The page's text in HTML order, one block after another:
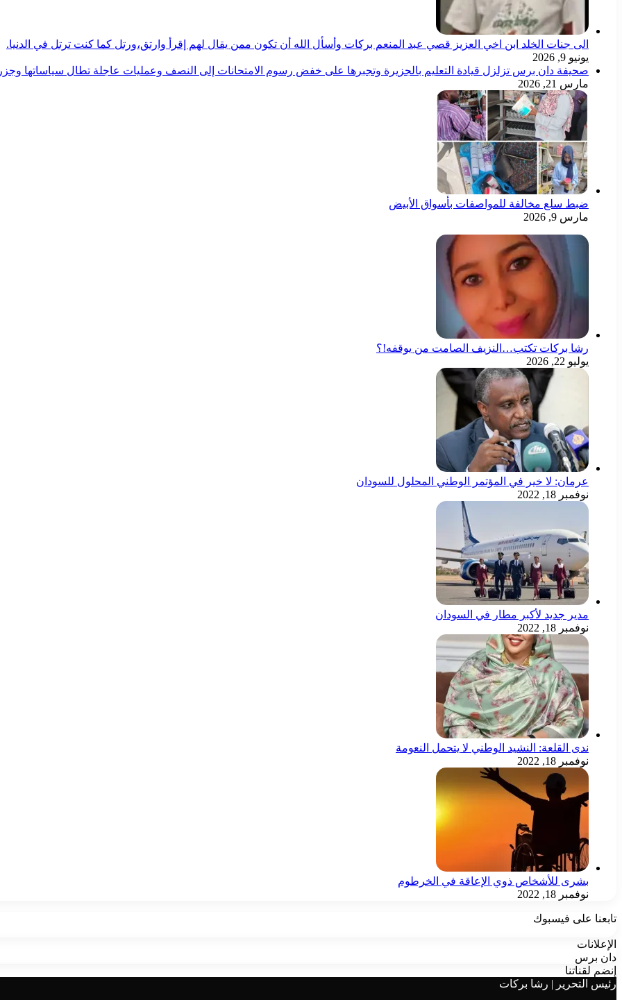
الى جنات الخلد ابن اخي العزيز قصي عبد المنعم بركات وأسأل الله أن تكون ممن يقال لهم إقرأ وارتق،ورتل كما كنت ترتل في الدنيا.
يونيو 9, 2026
صحيفة دان برس تزلزل قيادة التعليم بالجزيرة وتجبرها على خفض رسوم الامتحانات إلى النصف وعمليات عاجلة تطال سياساتها
مارس 21, 2026
ضبط سلع مخالفة للمواصفات بأسواق الأبيض
مارس 9, 2026
رشا بركات تكتب…النزيف الصامت من يوقفه!؟
يوليو 22, 2026
عرمان: لا خير في المؤتمر الوطني المحلول للسودان
نوفمبر 18, 2022
مدير جديد لأكبر مطار في السودان
نوفمبر 18, 2022
ندى القلعة: النشيد الوطني لا يتحمل النعومة
نوفمبر 18, 2022
بشرى للأشخاص ذوي الإعاقة في الخرطوم
نوفمبر 18, 2022
تابعنا على فيسبوك
الإعلانات
دان برس
إنضم لقناتنا
رئيس التحرير | رشا بركات